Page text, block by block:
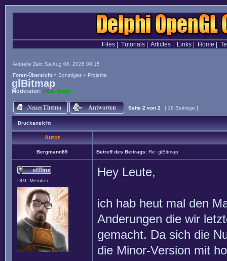
Files| Tutorials| Articles| Links| Home
Aktuelle Zeit: Sa Aug 08, 2026 08:15
Foren-Übersicht » Sonstiges » Projekte
glBitmap
Moderator: DGL-Team
Seite 2 von 2 [ 16 Beiträge ]
Druckansicht
Autor
Bergmann89 Betreff des Beitrags: Re: glBitmap
DGL Member
Hey Leute,
ich hab heut mal den
Anderungen die wir
gemacht. Da sich die
die Minor-Version mit